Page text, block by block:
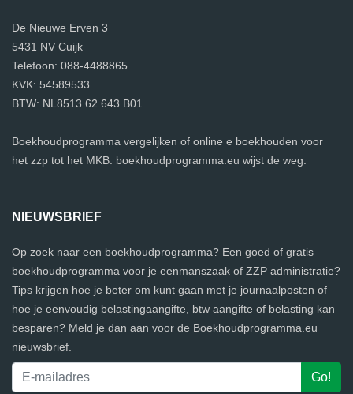
De Nieuwe Erven 3
5431 NV Cuijk
Telefoon: 088-4488865
KVK: 54589533
BTW: NL8513.62.643.B01
Boekhoudprogramma vergelijken of online e boekhouden voor
het zzp tot het MKB: boekhoudprogramma.eu wijst de weg.
NIEUWSBRIEF
Op zoek naar een boekhoudprogramma? Een goed of gratis
boekhoudprogramma voor je eenmanszaak of ZZP administratie?
Tips krijgen hoe je beter om kunt gaan met je journaalposten of
hoe je eenvoudig belastingaangifte, btw aangifte of belasting kan
besparen? Meld je dan aan voor de Boekhoudprogramma.eu
nieuwsbrief.